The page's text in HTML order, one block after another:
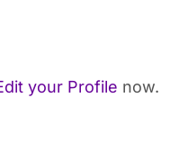
your Profile now.